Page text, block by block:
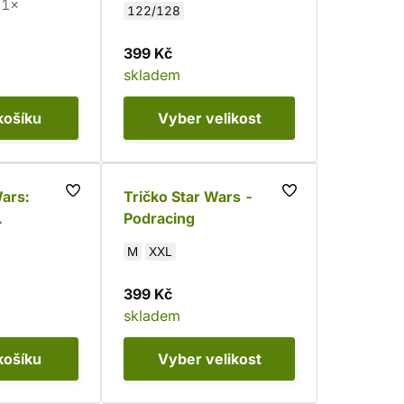
1× 122/128
399 Kč
skladem
Vyber velikost
Tričko Star Wars -
Podracing
M XXL
399 Kč
skladem
Vyber velikost